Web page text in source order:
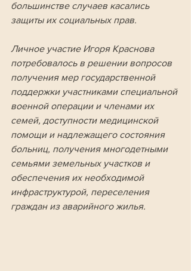
большинстве случаев касались
защиты их социальных прав.
Личное участие Игоря Краснова
потребовалось в решении вопросов
получения мер государственной
поддержки участниками специальной
военной операции и членами их
семей, доступности медицинской
помощи и надлежащего состояния
больниц, получения многодетными
семьями земельных участков и
обеспечения их необходимой
инфраструктурой, переселения
граждан из аварийного жилья.